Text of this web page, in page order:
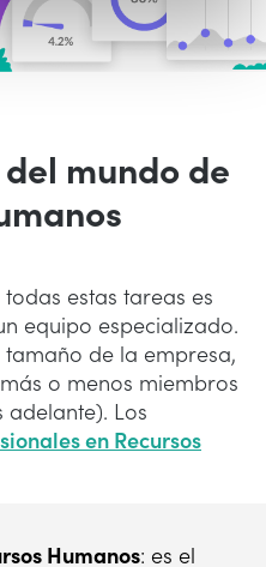
mundo de
estas tareas es
equipo especializado.
de la empresa,
o menos miembros
Los
en Recursos
Humanos: es el